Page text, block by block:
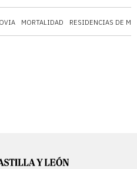
MORTALIDAD RESIDENCIAS DE